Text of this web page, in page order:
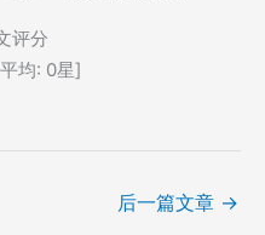
评分
均: 0星]
后一篇文章 →